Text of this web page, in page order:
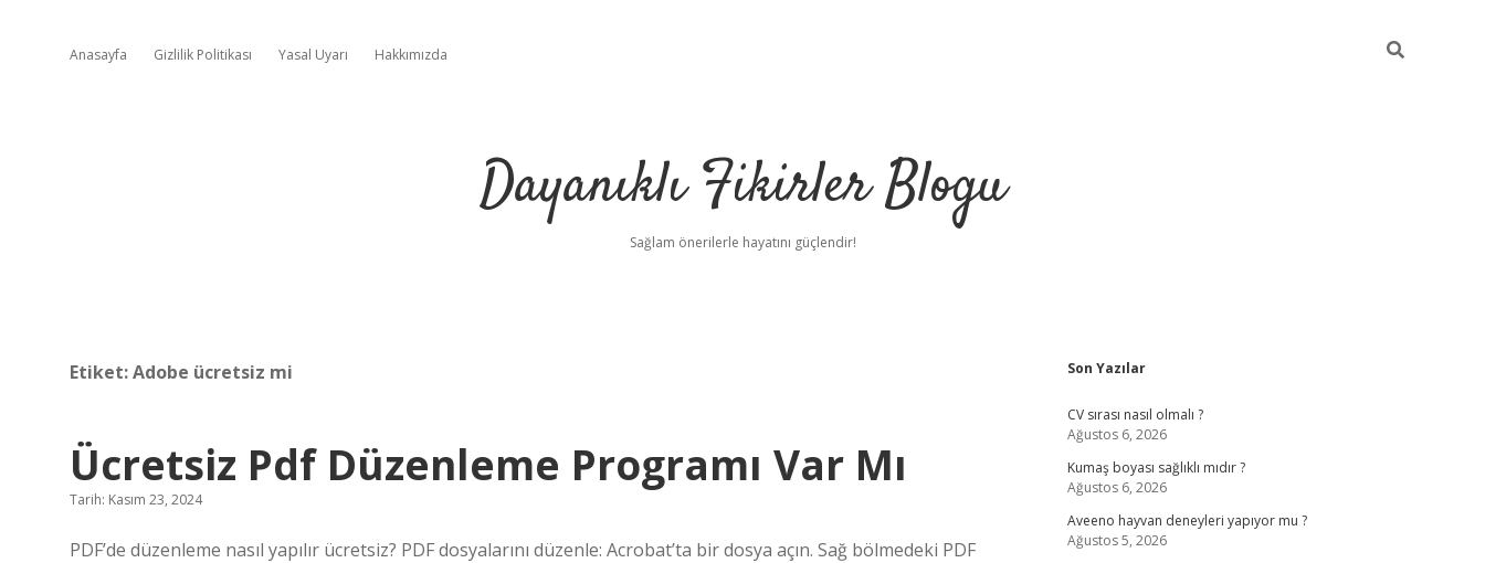
Anasayfa Gizlilik Politikası Yasal Uyarı Hakkımızda
Dayanıklı Fikirler Blogu
Sağlam önerilerle hayatını güçlendir!
Etiket:Adobe ücretsiz mi
Ücretsiz Pdf Düzenleme Programı Var Mı
Tarih: Kasım 23, 2024
PDF’de düzenleme nasıl yapılır ücretsiz? PDF dosyalarını düzenle: Acrobat’ta bir dosya açın. Sağ bölmedeki PDF
Sidebar
Son Yazılar
CV sırası nasıl olmalı ?
Ağustos 6, 2026
Kumaş boyası sağlıklı mıdır ?
Ağustos 6, 2026
Aveeno hayvan deneyleri yapıyor mu ?
Ağustos 5, 2026